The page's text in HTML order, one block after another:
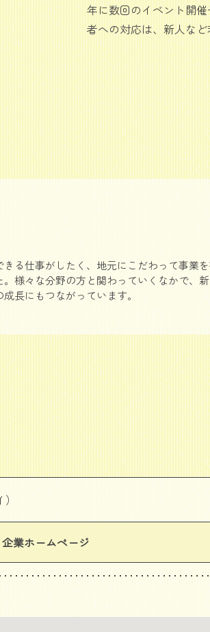
年に数回のイベント開
者への対応は、新人な
る仕事がしたく、地元にこだわって事業
様々な分野の方と関わっていくなかで、
長にもつながっています。
企業ホームページ